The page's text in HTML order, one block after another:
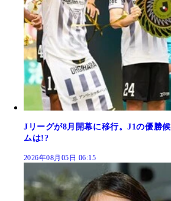
Jリーグが8月開幕に移行。J1の優勝
ムは!?
2026年08月05日 06:15